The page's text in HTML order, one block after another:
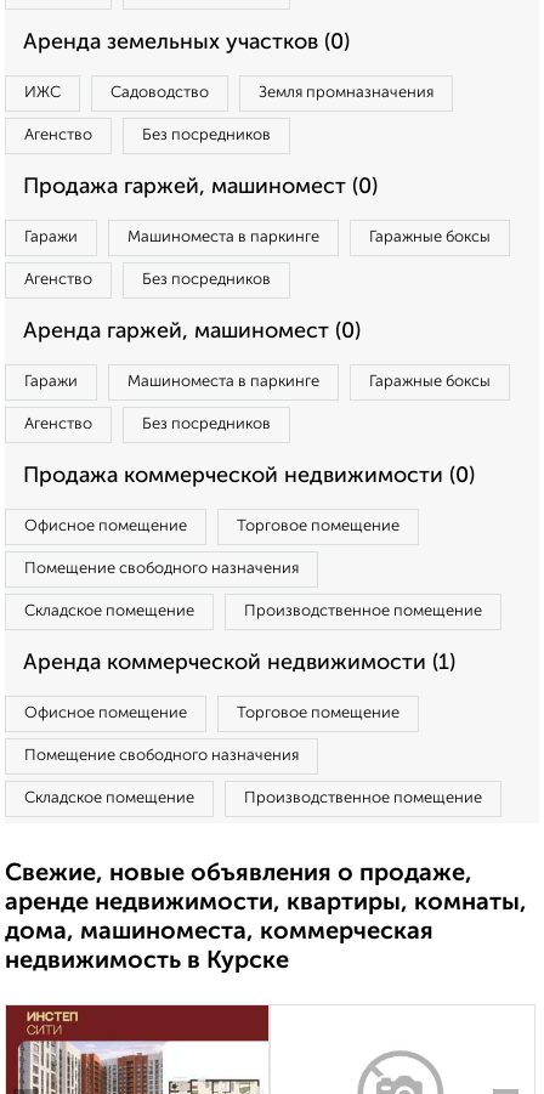
Аренда земельных участков (0)
ИЖС Садоводство Земля промназначения
Агенство Без посредников
Продажа гаржей, машиномест (0)
Гаражи Машиноместа в паркинге Гаражные боксы
Агенство Без посредников
Аренда гаржей, машиномест (0)
Гаражи Машиноместа в паркинге Гаражные боксы
Агенство Без посредников
Продажа коммерческой недвижимости (0)
Офисное помещение Торговое помещение
Помещение свободного назначения
Складское помещение Производственное помещение
Аренда коммерческой недвижимости (1)
Офисное помещение Торговое помещение
Помещение свободного назначения
Складское помещение Производственное помещение
Свежие, новые объявления о продаже,
аренде недвижимости, квартиры, комнаты,
дома, машиноместа, коммерческая
недвижимость в Курске